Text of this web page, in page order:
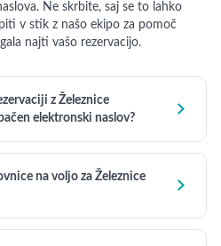
Ne skrbite, saj se to lahko
v stik z našo ekipo za pomoč
najti vašo rezervacijo.
z Železnice
elektronski naslov?

na voljo za Železnice
